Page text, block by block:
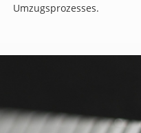
Umzugsprozesses.